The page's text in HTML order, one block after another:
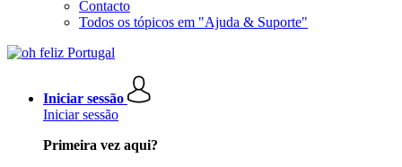
Contacto
Todos os tópicos em "Ajuda & Suporte"
Iniciar sessão
Iniciar sessão
Primeira vez aqui?